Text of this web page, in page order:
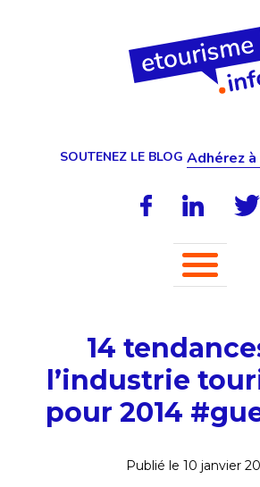
SOUTENEZ LE BLOG Adhérez
14
l’industrie
pour 2014
Publié le 10 janvier